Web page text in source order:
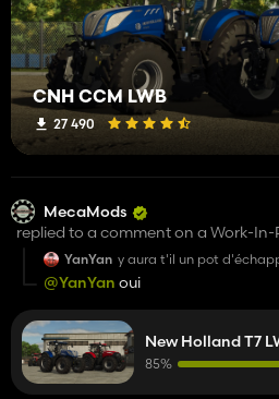
CNH CCM LWB
27 490
MecaMods
replied to a comment on a Work-In-
YanYan y aura t'il un pot
7000 et puma)
@YanYan oui
New Holland T7
85%